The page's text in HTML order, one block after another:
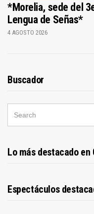
*Morelia, sede del
Lengua de Señas*
4 AGOSTO 2026
Buscador
Lo más destacado en
Espectáculos